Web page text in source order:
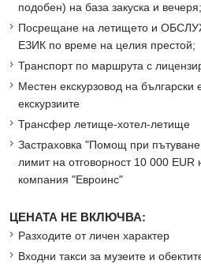
подобен) на база закуска и вечеря;
Посрещане на летището и
ЕЗИК по време на целия престой;
Транспорт по маршрута с
Местен екскурзовод на български
екскурзиите
Трансфер летище-хотел-летище
Застраховка "Помощ при
лимит на отговорност 10 000 EUR
компания "Евроинс"
ЦЕНАТА НЕ ВКЛЮЧВА:
Разходите от личен характер
Входни такси за музеите и